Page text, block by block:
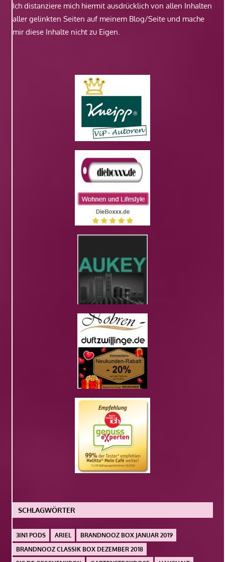
Ich distanziere mich hiermit ausdrücklich von allen Inhalten
aller gelinkten Seiten auf meinem Blog/Seite und mache
mir diese Inhalte nicht zu Eigen.
SCHLAGWÖRTER
3IN1 PODS ARIEL
BRANDNOOZ BOX JANUAR 2019
BRANDNOOZ CLASSIK BOX DEZEMBER 2018